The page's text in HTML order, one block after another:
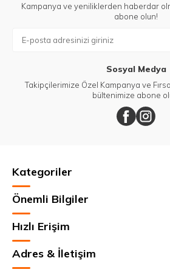
Kampanya ve yeniliklerden haberdar
abone olun!
Sosyal Medya
Takipçilerimize Özel Kampanya ve
bültenimize abone
Kategoriler
Önemli Bilgiler
Hızlı Erişim
Adres & İletişim